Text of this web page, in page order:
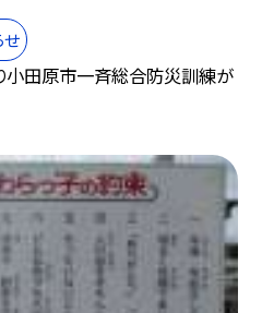
せ
小田原市一斉総合防災訓練が